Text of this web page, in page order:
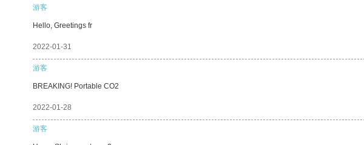
游客
Hello, Greetings fr
2022-01-31
游客
BREAKING! Portable CO2
2022-01-28
游客